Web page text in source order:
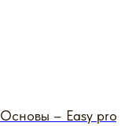
Основы – Easy pro